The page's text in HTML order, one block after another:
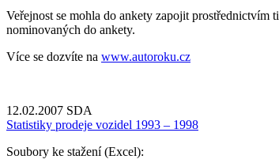
Veřejnost se mohla do ankety zapojit prostřednictvím
nominovaných do ankety.
Více se dozvíte na www.autoroku.cz
12.02.2007 SDA
Statistiky prodeje vozidel 1993 – 1998
Soubory ke stažení (Excel):